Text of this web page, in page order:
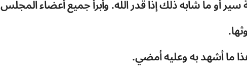
أو ما شابه ذلك إذا قدر الله. وأبرأ جميع أعضاء المجلس
ما أشهد به وعليه أمضي.